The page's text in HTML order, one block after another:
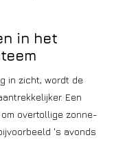
in het
in zicht, wordt de
Een
overtollige zonne-
's avonds